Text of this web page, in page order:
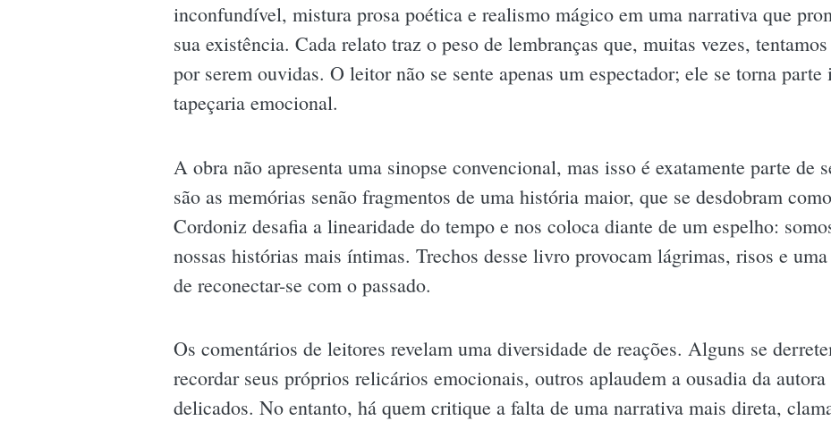
inconfundível, mistura prosa poética e realismo mágico em uma narrativa que
sua existência. Cada relato traz o peso de lembranças que, muitas vezes,
por serem ouvidas. O leitor não se sente apenas um espectador; ele se torna parte
tapeçaria emocional.
A obra não apresenta uma sinopse convencional, mas isso é exatamente parte de
são as memórias senão fragmentos de uma história maior, que se desdobram
Cordoniz desafia a linearidade do tempo e nos coloca diante de um espelho:
nossas histórias mais íntimas. Trechos desse livro provocam lágrimas, risos e
de reconectar-se com o passado.
Os comentários de leitores revelam uma diversidade de reações. Alguns se
recordar seus próprios relicários emocionais, outros aplaudem a ousadia da
delicados. No entanto, há quem critique a falta de uma narrativa mais direta,